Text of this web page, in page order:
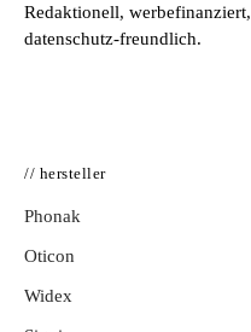
Redaktionell, werbefinanziert,
datenschutz-freundlich.
// hersteller
Phonak
Oticon
Widex